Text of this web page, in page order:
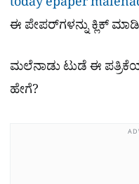
today epaper
ಈ ಪೇಪರ್​ಗಳನ್ನು ಕ್ಲಿಕ್
ಮಲೆನಾಡು ಟುಡೆ ಈ
ಹೇಗೆ?